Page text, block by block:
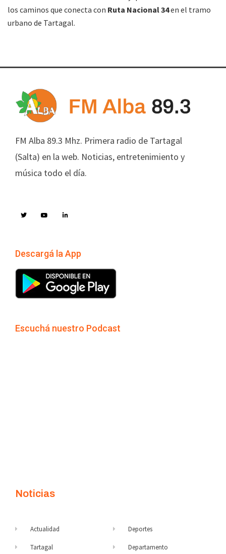
los caminos que conecta con Ruta Nacional 34en el tramo
urbano de Tartagal.
FM Alba 89.3 Mhz. Primera radio de Tartagal
(Salta) en la web. Noticias, entretenimiento y
música todo el día.
Descargá la App
Escuchá nuestro Podcast
Noticias
Actualidad
Tartagal
Deportes
Departamento